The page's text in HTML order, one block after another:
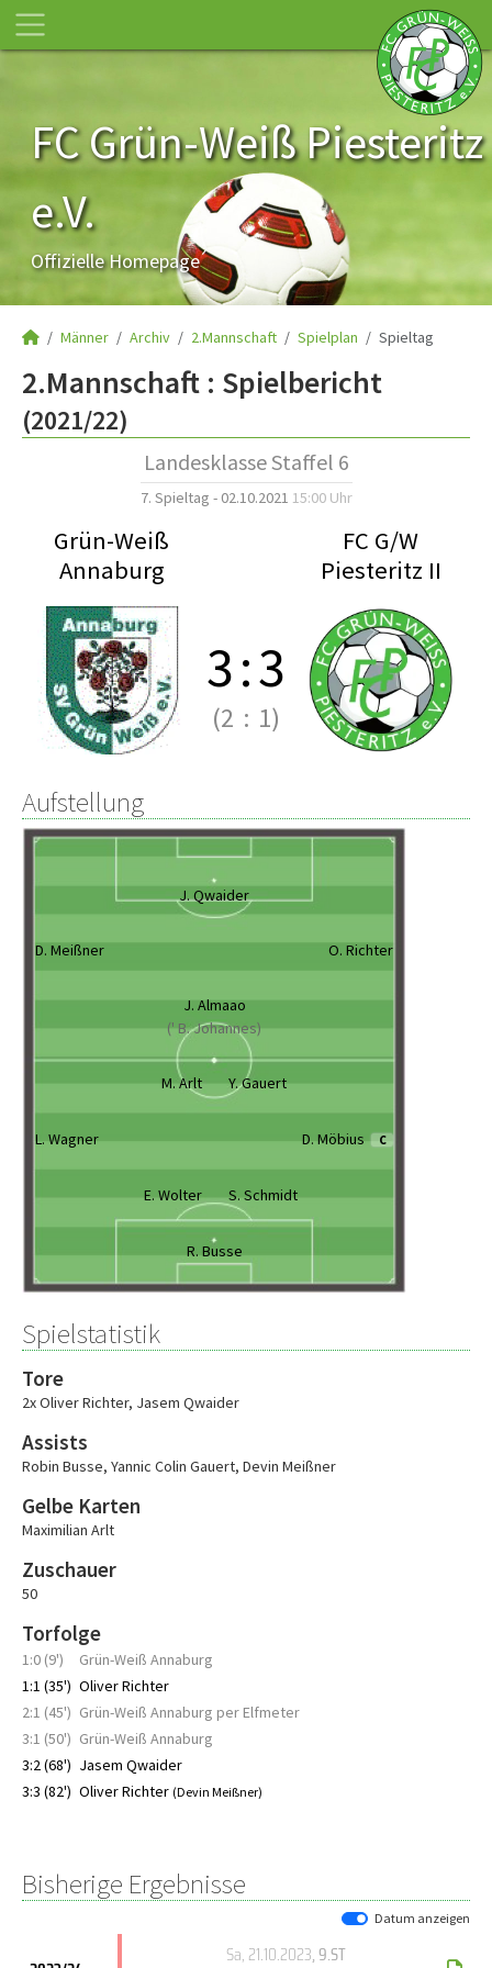
FC Grün-Weiß Piesteritz
e.V.
Offizielle Homepage
Männer Archiv 2.Mannschaft Spielplan Spieltag
2.Mannschaft : Spielbericht
(2021/22)
Landesklasse Staffel 6
7. Spieltag - 02.10.2021 15:00 Uhr
Grün-Weiß
Annaburg
FC G/W
Piesteritz II
3:3
(2 : 1)
Aufstellung
J. Qwaider
D. Meißner O. Richter
J. Almaao
(' B. Johannes)
M. Arlt Y. Gauert
L. Wagner D. Möbius C
E. Wolter S. Schmidt
R. Busse
Spielstatistik
Tore
2x Oliver Richter, Jasem Qwaider
Assists
Robin Busse, Yannic Colin Gauert, Devin Meißner
Gelbe Karten
Maximilian Arlt
Zuschauer
50
Torfolge
1:0 (9')
Grün-Weiß Annaburg
1:1 (35') Oliver Richter
2:1 (45') Grün-Weiß Annaburg per Elfmeter
3:1 (50') Grün-Weiß Annaburg
3:2 (68') Jasem Qwaider
3:3 (82') Oliver Richter (Devin Meißner)
Bisherige Ergebnisse
Datum anzeigen
Sa, 21.10.2023, 9.ST